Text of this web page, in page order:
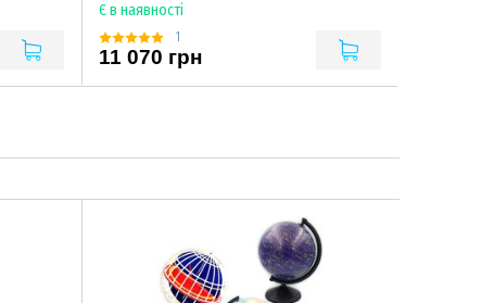
Є в наявності
1
11 070 грн